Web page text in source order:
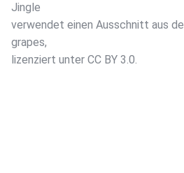
Jingle
verwendet einen Ausschnitt aus
grapes,
lizenziert unter CC BY 3.0.